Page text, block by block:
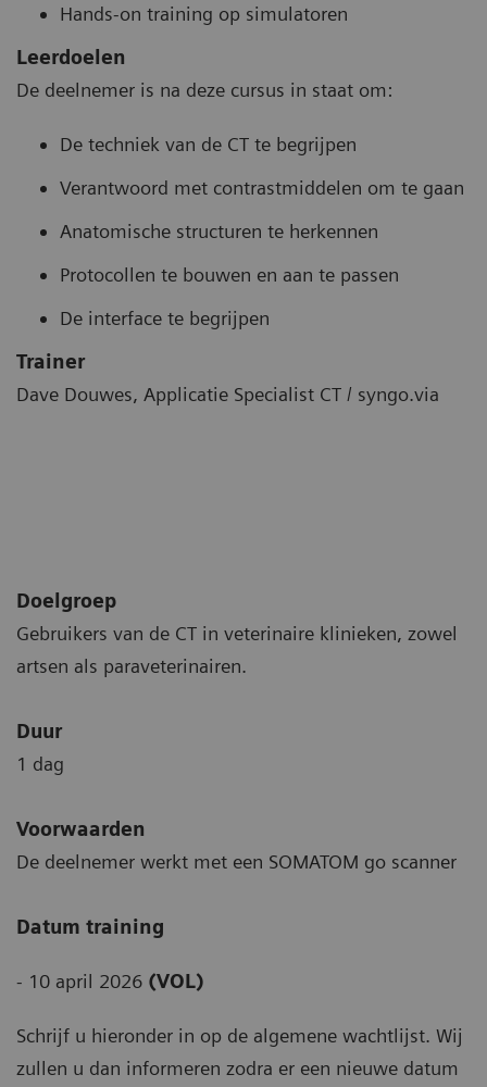
Hands-on training op simulatoren
Leerdoelen
De deelnemer is na deze cursus in staat om:
De techniek van de CT te begrijpen
Verantwoord met contrastmiddelen om te gaan
Anatomische structuren te herkennen
Protocollen te bouwen en aan te passen
De interface te begrijpen
Trainer
Dave Douwes, Applicatie Specialist CT / syngo.via
Doelgroep
Gebruikers van de CT in veterinaire klinieken, zowel
artsen als paraveterinairen.
Duur
1 dag
Voorwaarden
De deelnemer werkt met een SOMATOM go scanner
Datum training
- 10 april 2026 (VOL)
Schrijf u hieronder in op de algemene wachtlijst. Wij
zullen u dan informeren zodra er een nieuwe datum